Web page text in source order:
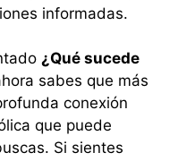
informadas.
¿Qué sucede
sabes que más
conexión
que puede
Si sientes